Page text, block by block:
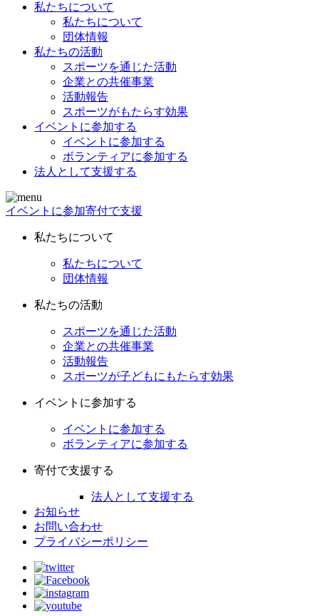
私たちについて
私たちについて
団体情報
私たちの活動
スポーツを通じた活動
企業との共催事業
活動報告
スポーツがもたらす効果
イベントに参加する
イベントに参加する
ボランティアに参加する
法人として支援する
イベントに参加寄付で支援
私たちについて
私たちについて
団体情報
私たちの活動
スポーツを通じた活動
企業との共催事業
活動報告
スポーツが子どもにもたらす効果
イベントに参加する
イベントに参加する
ボランティアに参加する
寄付で支援する
法人として支援する
お知らせ
お問い合わせ
プライバシーポリシー